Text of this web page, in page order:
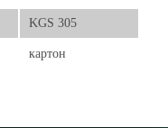
KGS 305
картон